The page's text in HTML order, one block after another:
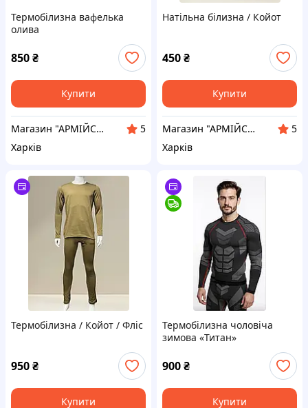
Термобілизна вафелька
олива
850₴
Купити
Магазин "АРМІЙСЬКИЙ"
5
Харків
Натільна білизна / Койот
450₴
Купити
Магазин "АРМІЙСЬКИЙ"
5
Харків
Термобілизна / Койот / Фліс
950₴
Купити
Термобілизна чоловіча
зимова «Титан»
900₴
Купити